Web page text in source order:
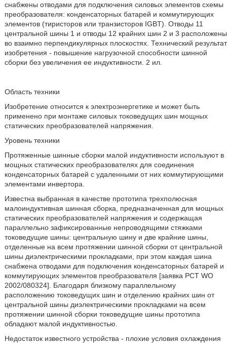
снабжены отводами для подключения силовых элементов схемы
преобразователя: конденсаторных батарей и коммутирующих
элементов (тиристоров или транзисторов IGBT). Отводы 11
центральной шины 1 и отводы 12 крайних шин 2 и 3 расположены
во взаимно перпендикулярных плоскостях. Технический результат
изобретения - повышение нагрузочной способности шинной
сборки без увеличения ее индуктивности. 2 ил.
Область техники
Изобретение относится к электроэнергетике и может быть
применено при монтаже силовых токоведущих шин мощных
статических преобразователей напряжения.
Уровень техники
Протяженные шинные сборки малой индуктивности используют в
мощных статических преобразователях для соединения
конденсаторных батарей с удаленными от них коммутирующими
элементами инвертора.
Известна выбранная в качестве прототипа трехполюсная
малоиндуктивная шинная сборка, предназначенная для мощных
статических преобразователей напряжения и содержащая
параллельно зафиксированные непроводящими стяжками
токоведущие шины: центральную шину и две крайние шины,
отделенные на всем протяжении шинной сборки от центральной
шины диэлектрическими прокладками, при этом каждая шина
снабжена отводами для подключения конденсаторных батарей и
коммутирующих элементов преобразователя [заявка РСТ WO
2002/080324]. Благодаря близкому параллельному
расположению токоведущих шин и отделению крайних шин от
центральной шины диэлектрическими прокладками на всем
протяжении шинной сборки токоведущие шины прототипа
обладают малой индуктивностью.
Недостаток известного устройства - плохие условия охлаждения